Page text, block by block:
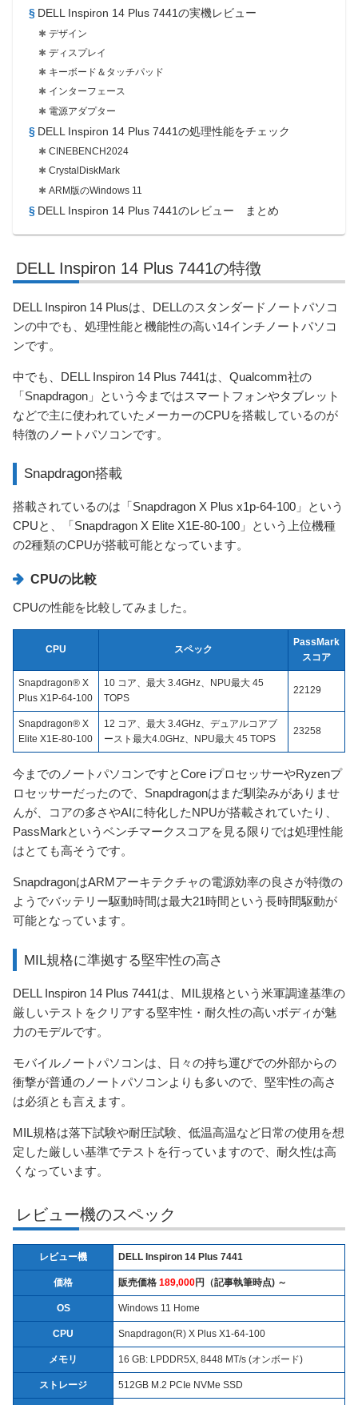
DELL Inspiron 14 Plus 7441の実機レビュー
デザイン
ディスプレイ
キーボード＆タッチパッド
インターフェース
電源アダプター
DELL Inspiron 14 Plus 7441の処理性能をチェック
CINEBENCH2024
CrystalDiskMark
ARM版のWindows 11
DELL Inspiron 14 Plus 7441のレビュー まとめ
DELL Inspiron 14 Plus 7441の特徴
DELL Inspiron 14 Plusは、DELLのスタンダードノートパソコ
ンの中でも、処理性能と機能性の高い14インチノートパソコ
ンです。
中でも、DELL Inspiron 14 Plus 7441は、Qualcomm社の
「Snapdragon」という今まではスマートフォンやタブレット
などで主に使われていたメーカーのCPUを搭載しているのが
特徴のノートパソコンです。
Snapdragon搭載
搭載されているのは「Snapdragon X Plus x1p-64-100」という
CPUと、「Snapdragon X Elite X1E-80-100」という上位機種
の2種類のCPUが搭載可能となっています。
CPUの比較
CPUの性能を比較してみました。
CPU スペック
PassMark
スコア
Snapdragon® X
Plus X1P-64-100
10 コア、最大 3.4GHz、NPU最大 45
TOPS
22129
Snapdragon® X
Elite X1E-80-100
12 コア、最大 3.4GHz、デュアルコアブ
ースト最大4.0GHz、NPU最大 45 TOPS
23258
今までのノートパソコンですとCore iプロセッサーやRyzenプ
ロセッサーだったので、Snapdragonはまだ馴染みがありませ
んが、コアの多さやAIに特化したNPUが搭載されていたり、
PassMarkというベンチマークスコアを見る限りでは処理性能
はとても高そうです。
SnapdragonはARMアーキテクチャの電源効率の良さが特徴の
ようでバッテリー駆動時間は最大21時間という長時間駆動が
可能となっています。
MIL規格に準拠する堅牢性の高さ
DELL Inspiron 14 Plus 7441は、MIL規格という米軍調達基準の
厳しいテストをクリアする堅牢性・耐久性の高いボディが魅
力のモデルです。
モバイルノートパソコンは、日々の持ち運びでの外部からの
衝撃が普通のノートパソコンよりも多いので、堅牢性の高さ
は必須とも言えます。
MIL規格は落下試験や耐圧試験、低温高温など日常の使用を想
定した厳しい基準でテストを行っていますので、耐久性は高
くなっています。
レビュー機のスペック
レビュー機 DELL Inspiron 14 Plus 7441
価格 販売価格 189,000円（記事執筆時点) ～
OS Windows 11 Home
CPU Snapdragon(R) X Plus X1-64-100
メモリ 16 GB: LPDDR5X, 8448 MT/s (オンボード)
ストレージ 512GB M.2 PCIe NVMe SSD